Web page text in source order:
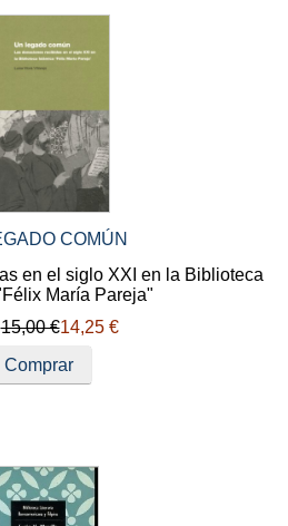
COMÚN
en el siglo XXI en la Biblioteca
María Pareja"
15,00 €14,25 €
Comprar